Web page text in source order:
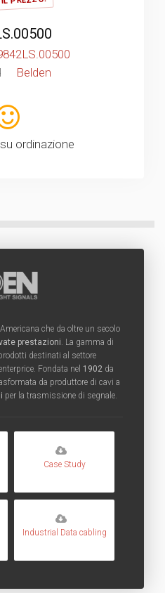
Belden
ordinazione
che da oltre un secolo
prestazioni. La gamma di
destinati al settore
Fondata nel 1902 da
da produttore di cavi a
per la trasmissione di segnale.
Case Study
Industrial Data cabling